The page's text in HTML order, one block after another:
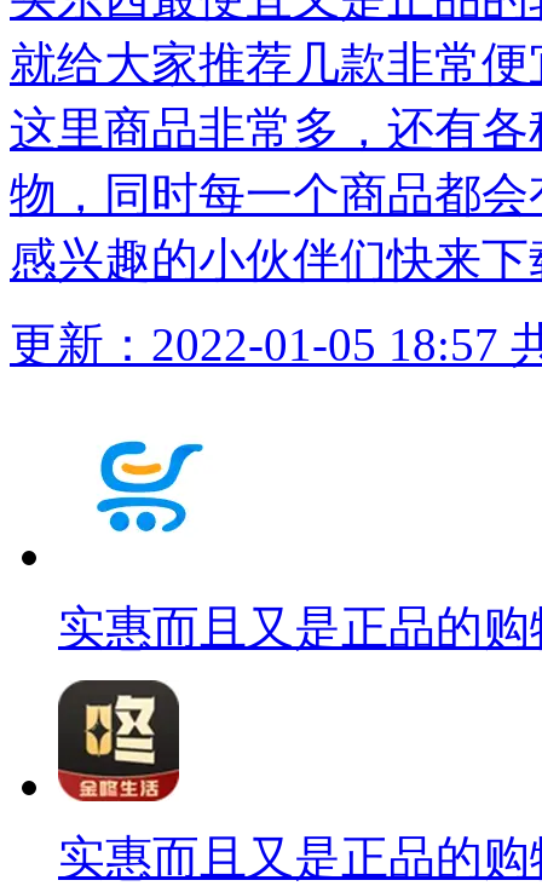
就给大家推荐几款非常
这里商品非常多，还有
物，同时每一个商品都
感兴趣的小伙伴们快来
更新：2022-01-05 18:57
实惠而且又是正品的
实惠而且又是正品的